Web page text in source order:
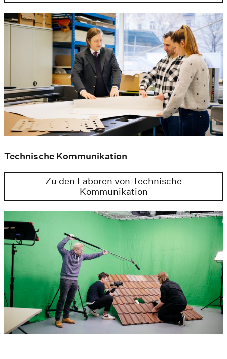
Technische Kommunikation
Zu den Laboren von Technische
Kommunikation